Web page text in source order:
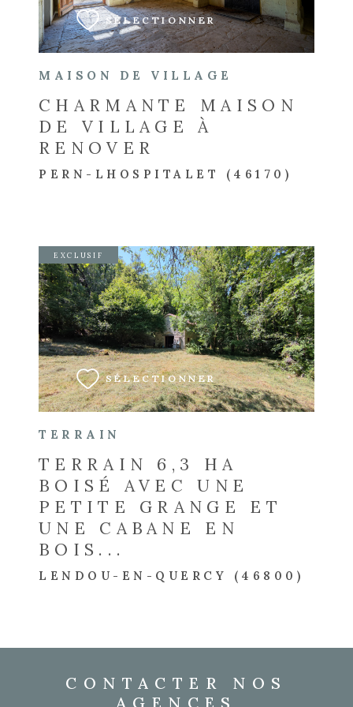
MAISON DE VILLAGE
CHARMANTE MAISON
DE VILLAGE À
RENOVER
PERN-LHOSPITALET (46170)
SÉLECTIONNER
TERRAIN
TERRAIN 6,3 HA
BOISÉ AVEC UNE
PETITE GRANGE ET
UNE CABANE EN
BOIS...
LENDOU-EN-QUERCY (46800)
EXCLUSIF
SÉLECTIONNER
VOIR LE BIEN
CONTACTER NOS
AGENCES